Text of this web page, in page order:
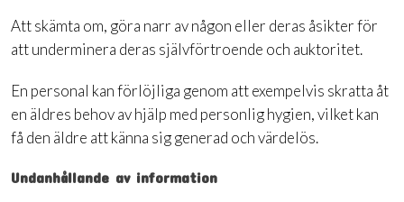
Att skämta om, göra narr av någon eller deras åsikter för
att underminera deras självförtroende och auktoritet.
En personal kan förlöjliga genom att exempelvis skratta åt
en äldres behov av hjälp med personlig hygien, vilket kan
få den äldre att känna sig generad och värdelös.
Undanhållande av information